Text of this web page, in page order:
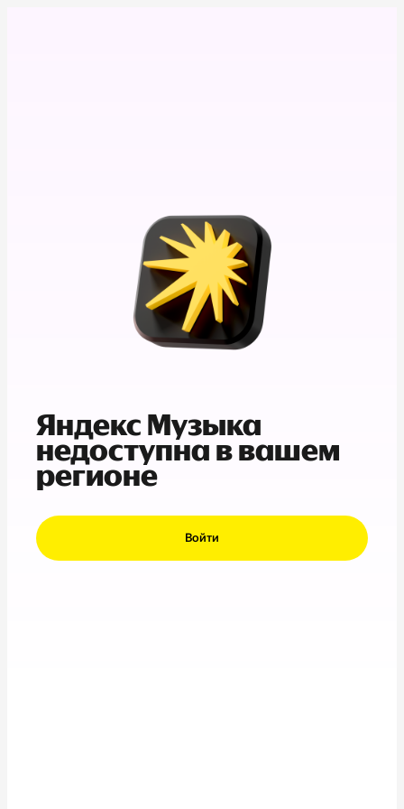
Яндекс Музыка
недоступна в вашем
регионе
Войти